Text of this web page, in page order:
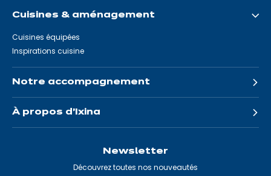
Cuisines & aménagement
Cuisines équipées
Inspirations cuisine
Notre accompagnement
À propos d'Ixina
Newsletter
Découvrez toutes nos nouveautés